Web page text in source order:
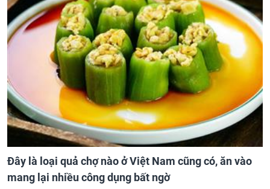
Đây là loại quả chợ nào ở Việt Nam cũng có, ăn vào
mang lại nhiều công dụng bất ngờ